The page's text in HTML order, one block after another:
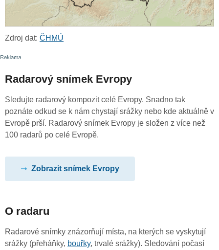
Zdroj dat: ČHMÚ
Radarový snímek Evropy
Sledujte radarový kompozit celé Evropy. Snadno tak
poznáte odkud se k nám chystají srážky nebo kde aktuálně v
Evropě prší. Radarový snímek Evropy je složen z více než
100 radarů po celé Evropě.
Zobrazit snímek Evropy
O radaru
Radarové snímky znázorňují místa, na kterých se vyskytují
srážky (přeháňky, bouřky, trvalé srážky). Sledování počasí